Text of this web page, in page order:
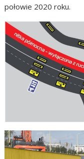
połowie 2020 roku.